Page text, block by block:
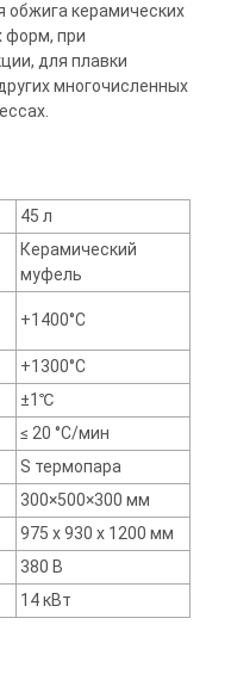
обжига керамических
форм, при
для плавки
многочисленных
45 л
Керамический
муфель
+1400°С
+1300°С
±1℃
≤ 20 °С/мин
S термопара
300×500×300 мм
975 х 930 х 1200 мм
380 В
14 кВт